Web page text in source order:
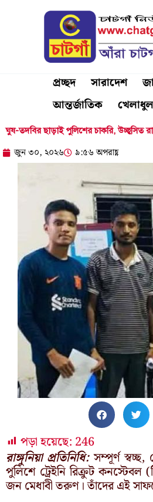
প্রচ্ছদ সারাদেশ
আন্তর্জাতিক
ঘুষ-তদবির ছাড়াই পুলিশের চাকরি, উচ্ছ্বসিত
জুন ৩০, ২০২৬ ৯:৫৬ অপরাহ্ণ
পড়া হয়েছে: 246
রাঙ্গুনিয়া প্রতিনিধি:সম্পূর্ণ স্বচ্ছ,
পুলিশে ট্রেইনি রিক্রুট কনস্টেবল
জন মেধাবী তরুণ। তাঁদের এই